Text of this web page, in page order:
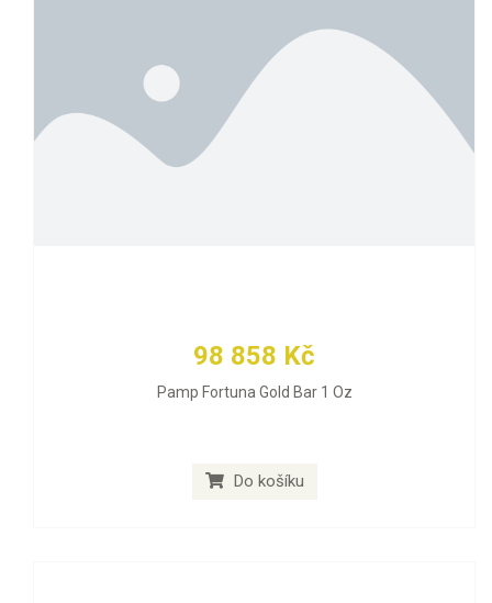
98 858 Kč
Pamp Fortuna Gold Bar 1 Oz
Do košíku